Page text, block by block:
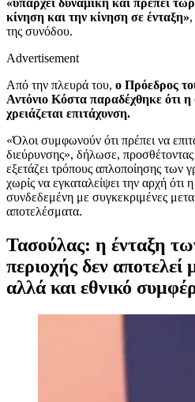
«υπάρχει δυναμική και πρέπει
κίνηση και την κίνηση σε ένταξη»,
της συνόδου.
Advertisement
Από την πλευρά του, ο Πρόεδρος
Αντόνιο Κόστα παραδέχθηκε ότι η
χρειάζεται επιτάχυνση.
«Όλοι συμφωνούν ότι πρέπει να
διεύρυνσης», δήλωσε,
εξετάζει τρόπους απλοποίησης των
χωρίς να εγκαταλείψει την αρχή ότι
συνδεδεμένη με συγκεκριμένες
αποτελέσματα.
Τασούλας: η ένταξη
περιοχής δεν
αλλά και εθνικό